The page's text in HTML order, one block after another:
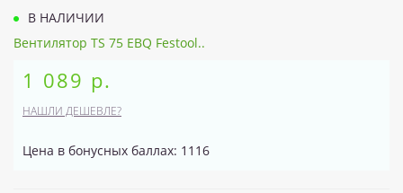
В НАЛИЧИИ
Вентилятор TS 75 EBQ Festool..
1 089 р.
НАШЛИ ДЕШЕВЛЕ?
Цена в бонусных баллах: 1116